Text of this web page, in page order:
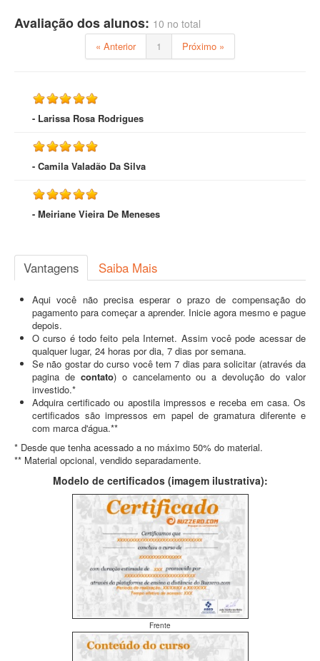
Avaliação dos alunos: 10 no total
« Anterior 1 Próximo »
- Larissa Rosa Rodrigues
- Camila Valadão Da Silva
- Meiriane Vieira De Meneses
Vantagens Saiba Mais
Aqui você não precisa esperar o prazo de compensação do
pagamento para começar a aprender. Inicie agora mesmo e pague
depois.
O curso é todo feito pela Internet. Assim você pode acessar de
qualquer lugar, 24 horas por dia, 7 dias por semana.
Se não gostar do curso você tem 7 dias para solicitar (através da
pagina de contato) o cancelamento ou a devolução do valor
investido.*
Adquira certificado ou apostila impressos e receba em casa. Os
certificados são impressos em papel de gramatura diferente e
com marca d'água.**
* Desde que tenha acessado a no máximo 50% do material.
** Material opcional, vendido separadamente.
Modelo de certificados (imagem ilustrativa):
Frente